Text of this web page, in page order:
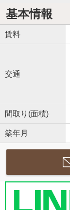
基本情報
賃料
交通
間取り(面積)
築年月